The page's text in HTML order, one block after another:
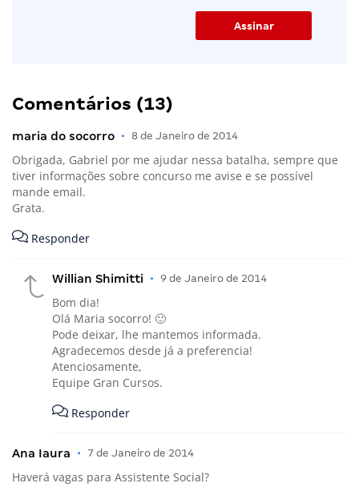
Comentários (13)
maria do socorro • 8 de Janeiro de 2014
Obrigada, Gabriel por me ajudar nessa batalha, sempre que
tiver informações sobre concurso me avise e se possível
mande email.
Grata.
Responder
Willian Shimitti • 9 de Janeiro de 2014
Bom dia!
Olá Maria socorro! 🙂
Pode deixar, lhe mantemos informada.
Agradecemos desde já a preferencia!
Atenciosamente,
Equipe Gran Cursos.
Responder
Ana Iaura • 7 de Janeiro de 2014
Haverá vagas para Assistente Social?